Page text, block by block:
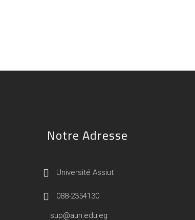
Notre Adresse
Université Assiut
088-2354130
sup@aun.edu.eg